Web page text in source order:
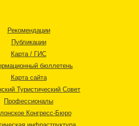
Рекомендации
Публикации
Карта / ГИС
бюллетень
Карта сайта
Туристический Совет
Профессионалы
Конгресс-Бюро